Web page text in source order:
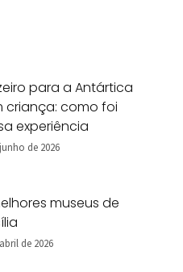
para a Antártica
criança: como foi
experiência
de 2026
museus de
de 2026